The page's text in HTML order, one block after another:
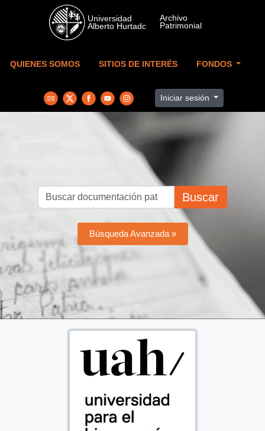
Skip to main content
QUIENES SOMOS SITIOS DE INTERÉS FONDOS
Iniciar sesión
Buscar
Búsqueda Avanzada »